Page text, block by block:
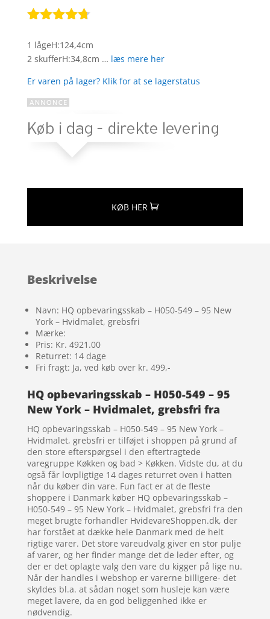
som4.6
ud af 5
på
mmelser
1 lågeH:124,4cm
2 skufferH:34,8cm … læs mere her
Er varen på lager? Klik for at se lagerstatus
KØB HER
Beskrivelse
Navn: HQ opbevaringsskab – H050-549 – 95 New
York – Hvidmalet, grebsfri
Mærke:
Pris: Kr. 4921.00
Returret: 14 dage
Fri fragt: Ja, ved køb over kr. 499,-
HQ opbevaringsskab – H050-549 – 95
New York – Hvidmalet, grebsfri fra
HQ opbevaringsskab – H050-549 – 95 New York –
Hvidmalet, grebsfri er tilføjet i shoppen på grund af
den store efterspørgsel i den eftertragtede
varegruppe Køkken og bad > Køkken. Vidste du, at du
også får lovpligtige 14 dages returret oven i hatten
når du køber din vare. Fun fact er at de fleste
shoppere i Danmark køber HQ opbevaringsskab –
H050-549 – 95 New York – Hvidmalet, grebsfri fra den
meget brugte forhandler HvidevareShoppen.dk, der
har forstået at dække hele Danmark med de helt
rigtige varer. Det store vareudvalg giver en stor pulje
af varer, og her finder mange det de leder efter, og
der er det oplagte valg den vare du kigger på lige nu.
Når der handles i webshop er varerne billigere- det
skyldes bl.a. at sådan noget som husleje kan være
meget lavere, da en god beliggenhed ikke er
nødvendig.